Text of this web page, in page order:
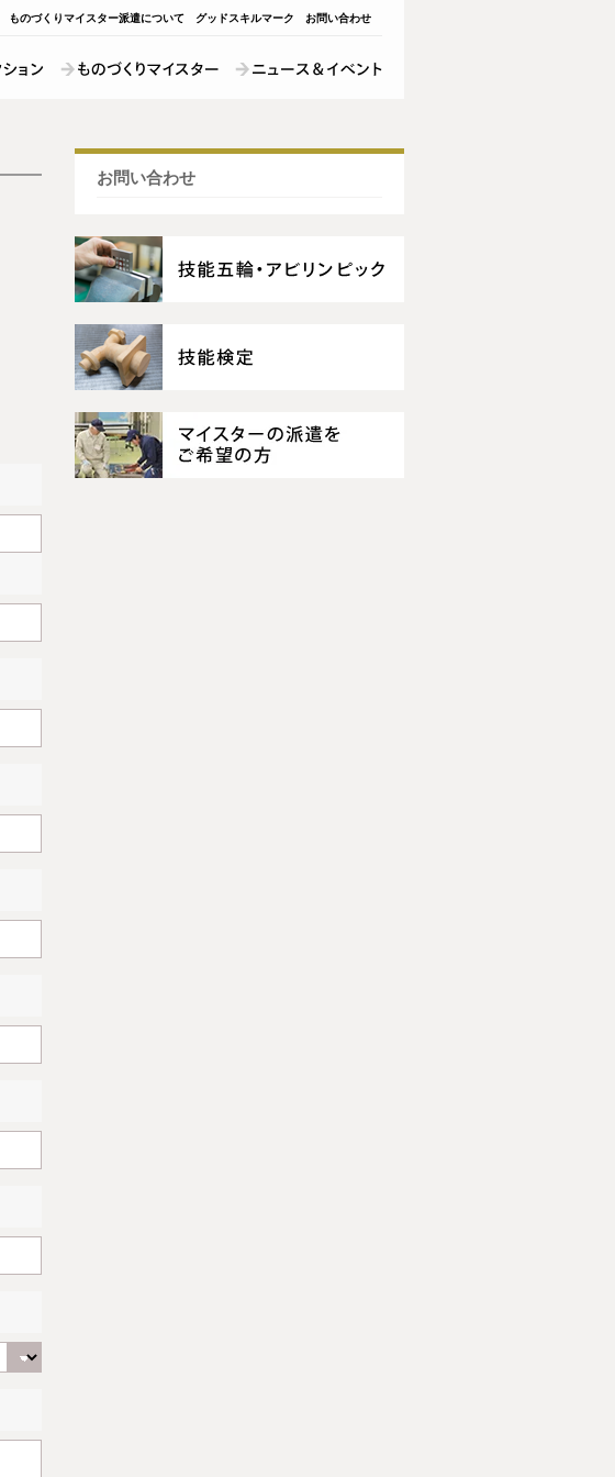
ものづくりマイスター派遣について グッドスキルマーク お問い合わせ
お問い合わせ